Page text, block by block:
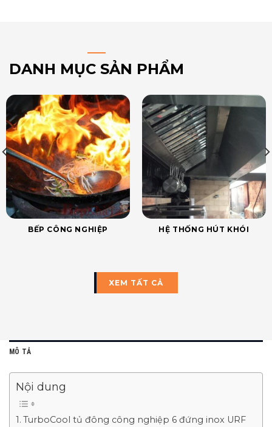
DANH MỤC SẢN PHẨM
BẾP CÔNG NGHIỆP HỆ THỐNG HÚT KHÓI
XEM TẤT CẢ
MÔ TẢ
Nội dung
TurboCool tủ đông công nghiệp 6 đứng inox URF